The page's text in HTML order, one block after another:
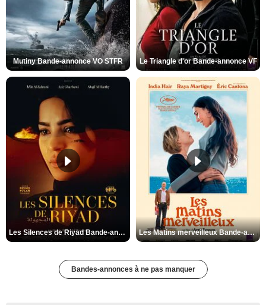
Mutiny Bande-annonce VO STFR Le Triangle d'or Bande-annonce VF
Les Silences de Riyad Bande-annonce VO STFR Les Matins merveilleux Bande-annonce VF
Bandes-annonces à ne pas manquer